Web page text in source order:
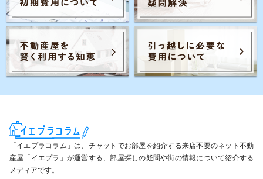
「イエプラコラム」は、チャットでお部屋を紹介する来店不要のネット不動
産屋「イエプラ」が運営する、部屋探しの疑問や街の情報について紹介する
メディアです。